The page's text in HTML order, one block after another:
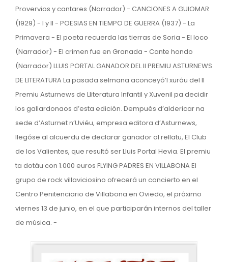
Provervios y cantares (Narrador) - CANCIONES A GUIOMAR
(1929) - I y II - POESIAS EN TIEMPO DE GUERRA (1937) - La
Primavera - El poeta recuerda las tierras de Soria - El loco
(Narrador) - El crimen fue en Granada - Cante hondo
(Narrador) LLUIS PORTAL GANADOR DEL II PREMIU ASTURNEWS
DE LITERATURA La pasada selmana aconceyó’l xuráu del II
Premiu Asturnews de Lliteratura Infantil y Xuvenil pa decidir
los gallardonaos d’esta edición. Dempués d’aldericar na
sede d’Asturnet n’Uviéu, empresa editora d’Asturnews,
llegóse al alcuerdu de declarar ganador al rellatu, El Club
de los Valientes, que resultó ser Lluis Portal Hevia. El premiu
ta dotáu con 1.000 euros FLYING PADRES EN VILLABONA El
grupo de rock villaviciosino ofrecerá un concierto en el
Centro Penitenciario de Villabona en Oviedo, el próximo
viernes 13 de junio, en el que participarán internos del taller
de música. -